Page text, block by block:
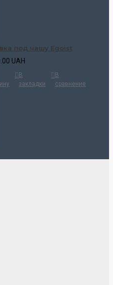
под чашу Egoist
UAH
В
закладки
В
сравнение